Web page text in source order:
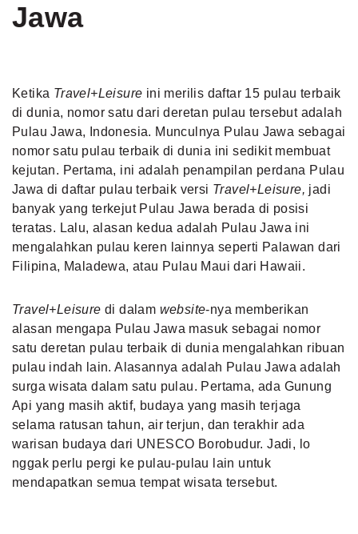
Jawa
Ketika Travel+Leisure ini merilis daftar 15 pulau terbaik
di dunia, nomor satu dari deretan pulau tersebut adalah
Pulau Jawa, Indonesia. Munculnya Pulau Jawa sebagai
nomor satu pulau terbaik di dunia ini sedikit membuat
kejutan. Pertama, ini adalah penampilan perdana Pulau
Jawa di daftar pulau terbaik versi Travel+Leisure, jadi
banyak yang terkejut Pulau Jawa berada di posisi
teratas. Lalu, alasan kedua adalah Pulau Jawa ini
mengalahkan pulau keren lainnya seperti Palawan dari
Filipina, Maladewa, atau Pulau Maui dari Hawaii.
Travel+Leisure di dalam website-nya memberikan
alasan mengapa Pulau Jawa masuk sebagai nomor
satu deretan pulau terbaik di dunia mengalahkan ribuan
pulau indah lain. Alasannya adalah Pulau Jawa adalah
surga wisata dalam satu pulau. Pertama, ada Gunung
Api yang masih aktif, budaya yang masih terjaga
selama ratusan tahun, air terjun, dan terakhir ada
warisan budaya dari UNESCO Borobudur. Jadi, lo
nggak perlu pergi ke pulau-pulau lain untuk
mendapatkan semua tempat wisata tersebut.